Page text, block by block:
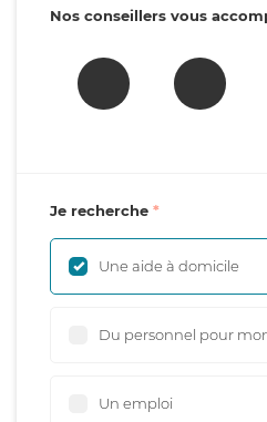
Nos conseillers vous
Je recherche
Une aide à domicile
Du personnel pour
Un emploi